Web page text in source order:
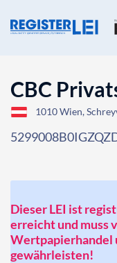
CBC
1010 Wien,
Dieser LEI ist
erreicht und muss
Wertpapierhandel
gewährleisten!